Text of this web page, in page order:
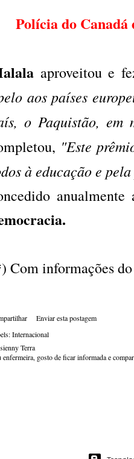
Polícia do Canadá
aproveitou e
aos países
o Paquistão, em
"Este
à educação e
Com informações
Enviar esta postagem
Internacional
Terra
enfermeira, gosto de ficar informada e